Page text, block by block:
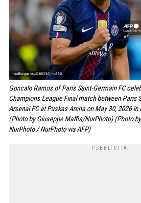
Goncalo Ramos of Paris Saint-Germain FC
Champions League Final match between Paris
Arsenal FC at Puskas Arena on May 30, 2026 in
(Photo by Giuseppe Maffia/NurPhoto) (Photo
NurPhoto / NurPhoto via AFP)